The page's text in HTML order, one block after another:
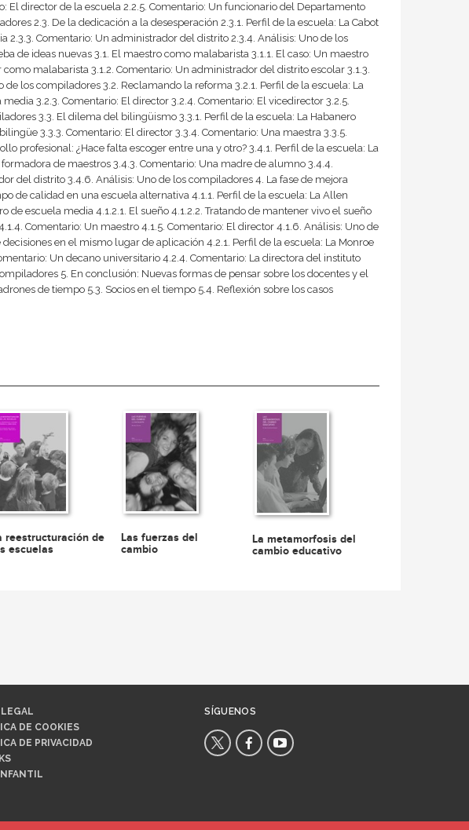
El director de la escuela 2.2.5. Comentario: Un funcionario del Departamento
2.3. De la dedicación a la desesperación 2.3.1. Perfil de la escuela: La Cabot
2.3.3. Comentario: Un administrador del distrito 2.3.4. Análisis: Uno de los
de ideas nuevas 3.1. El maestro como malabarista 3.1.1. El caso: Un maestro
como malabarista 3.1.2. Comentario: Un administrador del distrito escolar 3.1.3.
los compiladores 3.2. Reclamando la reforma 3.2.1. Perfil de la escuela: La
3.2.3. Comentario: El director 3.2.4. Comentario: El vicedirector 3.2.5.
3.3. El dilema del bilingüismo 3.3.1. Perfil de la escuela: La Habanero
3.3.3. Comentario: El director 3.3.4. Comentario: Una maestra 3.3.5.
profesional: ¿Hace falta escoger entre una y otro? 3.4.1. Perfil de la escuela: La
de maestros 3.4.3. Comentario: Una madre de alumno 3.4.4.
del distrito 3.4.6. Análisis: Uno de los compiladores 4. La fase de mejora
de calidad en una escuela alternativa 4.1.1. Perfil de la escuela: La Allen
escuela media 4.1.2.1. El sueño 4.1.2.2. Tratando de mantener vivo el sueño
Comentario: Un maestro 4.1.5. Comentario: El director 4.1.6. Análisis: Uno de
en el mismo lugar de aplicación 4.2.1. Perfil de la escuela: La Monroe
Un decano universitario 4.2.4. Comentario: La directora del instituto
5. En conclusión: Nuevas formas de pensar sobre los docentes y el
de tiempo 5.3. Socios en el tiempo 5.4. Reflexión sobre los casos
reestructuración de
escuelas
Las fuerzas del
cambio
La metamorfosis del
cambio educativo
DE COOKIES
DE PRIVACIDAD
SÍGUENOS